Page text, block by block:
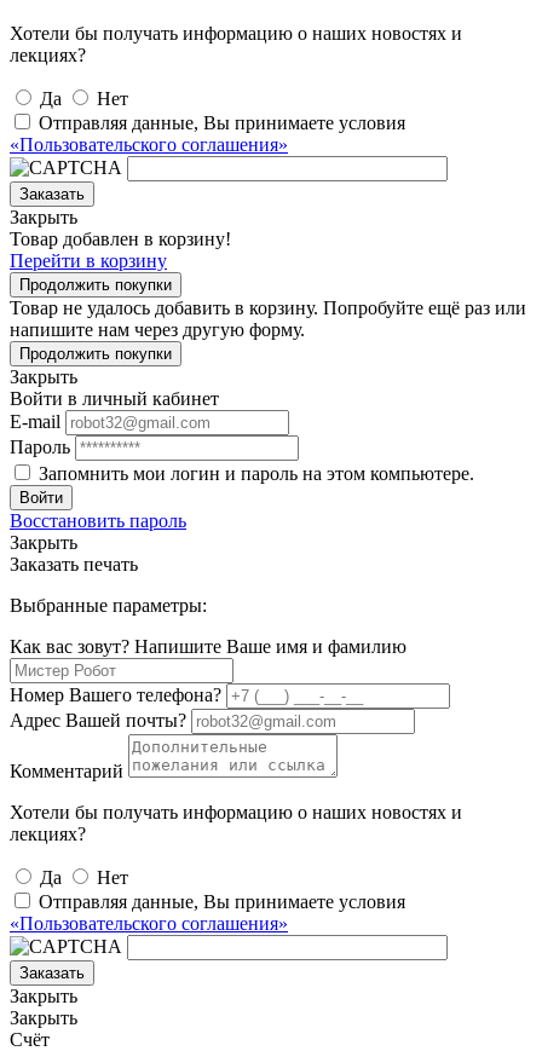
Хотели бы получать информацию о наших новостях и
лекциях?
Да
Нет
Отправляя данные, Вы принимаете условия
«Пользовательского соглашения»
Заказать
Закрыть
Товар добавлен в корзину!
Перейти в корзину
Продолжить покупки
Товар не удалось добавить в корзину. Попробуйте ещё раз или
напишите нам через другую форму.
Продолжить покупки
Закрыть
Войти в личный кабинет
E-mail
Пароль
Запомнить мои логин и пароль на этом компьютере.
Войти
Восстановить пароль
Закрыть
Заказать печать
Выбранные параметры:
Как вас зовут? Напишите Ваше имя и фамилию
Номер Вашего телефона?
Адрес Вашей почты?
Комментарий
Хотели бы получать информацию о наших новостях и
лекциях?
Да
Нет
Отправляя данные, Вы принимаете условия
«Пользовательского соглашения»
Заказать
Закрыть
Закрыть
Счёт